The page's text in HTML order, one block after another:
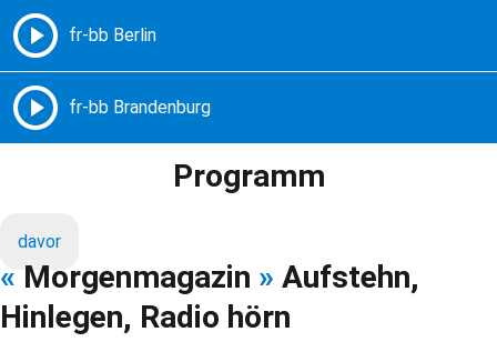
Freie Radios – Berlin Brandenburg
Programm
davor
« Morgenmagazin » Aufstehn,
Hinlegen, Radio hörn